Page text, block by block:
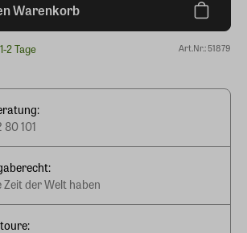
Warenkorb
2 Tage Art.Nr.: 51879
101
Zeit der Welt haben